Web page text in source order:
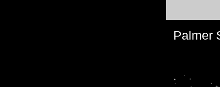
Palmer